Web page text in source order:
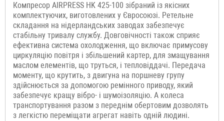
Компресор AIRPRESS HK 425-100 зібраний із якісних
комплектуючих, виготовлених у Євросоюзі. Ретельне
складання на нідерландських заводах забезпечує
стабільну тривалу службу. Довговічності також сприяє
ефективна система охолодження, що включає примусову
циркуляцію повітря і збільшений картер, для змащування
маслом елементів, що труться, і тепловіддачі. Передача
моменту, що крутить, з двигуна на поршневу групу
здійснюється за допомогою ремінного приводу, який
забезпечує кращу вібро- і шумоізоляцію. А колеса
транспортування разом з переднім обертовим дозволять
з легкістю переміщати агрегат навіть одній людині.